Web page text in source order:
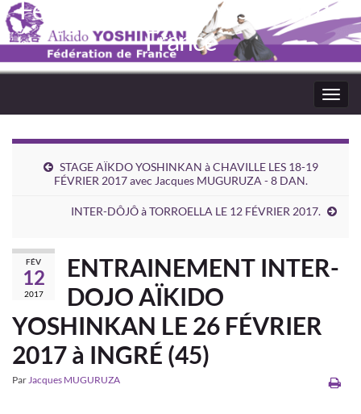
Fédération Aïkido Yoshinkaï de
France
STAGE AÏKDO YOSHINKAN à CHAVILLE LES 18-19
FÉVRIER 2017 avec Jacques MUGURUZA - 8 DAN.
INTER-DÔJÔ à TORROELLA LE 12 FÉVRIER 2017.
FÉV
12
2017
ENTRAINEMENT INTER-
DOJO AÏKIDO
YOSHINKAN LE 26 FÉVRIER
2017 à INGRÉ (45)
ParJacques MUGURUZA